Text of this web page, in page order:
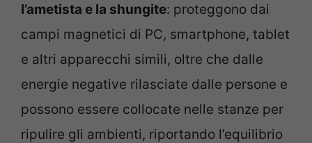
l’ametista e la shungite: proteggono dai
campi magnetici di PC, smartphone, tablet
e altri apparecchi simili, oltre che dalle
energie negative rilasciate dalle persone e
possono essere collocate nelle stanze per
ripulire gli ambienti, riportando l’equilibrio